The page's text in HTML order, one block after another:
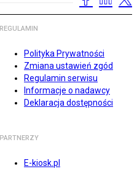
REGULAMIN
Polityka Prywatności
Zmiana ustawień zgód
Regulamin serwisu
Informacje o nadawcy
Deklaracja dostępności
PARTNERZY
E-kiosk.pl